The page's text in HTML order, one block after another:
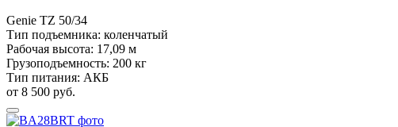
Genie TZ 50/34
Тип подъемника: коленчатый
Рабочая высота: 17,09 м
Грузоподъемность: 200 кг
Тип питания: АКБ
от 8 500 руб.